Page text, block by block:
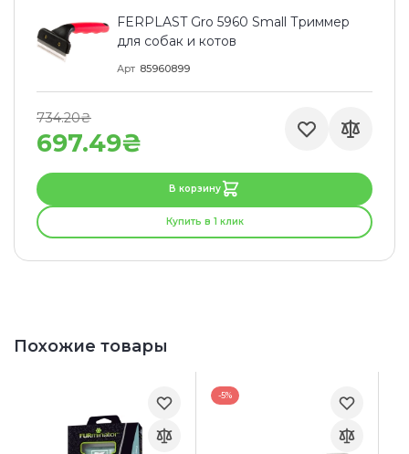
FERPLAST Gro 5960 Small Триммер
для собак и котов
Арт 85960899
697.49₴
734.20₴
В корзину
Купить в 1 клик
Похожие товары
-5%